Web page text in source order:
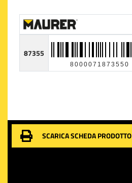
87355
8000071873550
SCARICA SCHEDA PRODOTTO